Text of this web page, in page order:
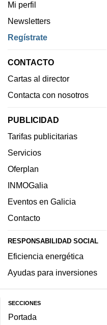
Mi perfil
Newsletters
Regístrate
CONTACTO
Cartas al director
Contacta con nosotros
PUBLICIDAD
Tarifas publicitarias
Servicios
Oferplan
INMOGalia
Eventos en Galicia
Contacto
RESPONSABILIDAD SOCIAL
Eficiencia energética
Ayudas para inversiones
SECCIONES
Portada